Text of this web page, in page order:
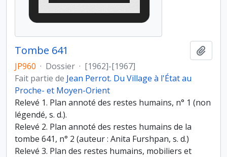
Tombe 641
JP960 · Dossier · [1962]-[1967]
Fait partie de Jean Perrot. Du Village à l'État au
Proche- et Moyen-Orient
Relevé 1. Plan annoté des restes humains, n° 1 (non
légendé, s. d.).
Relevé 2. Plan annoté des restes humains de la
tombe 641, n° 2 (auteur : Anita Furshpan, s. d.)
Relevé 3. Plan des restes humains, mobiliers et